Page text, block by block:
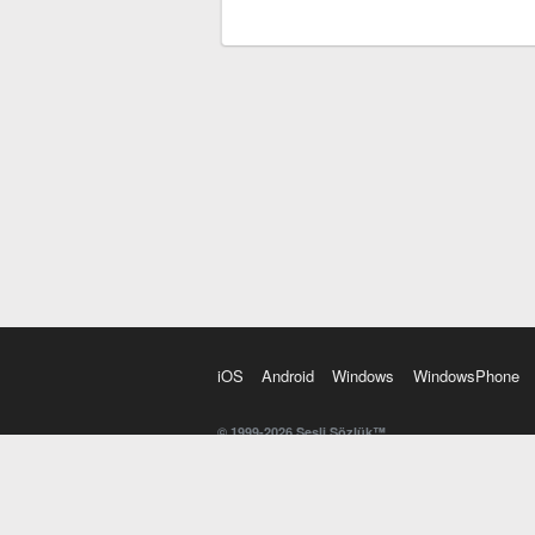
iOS Android Windows WindowsPhone
© 1999-2026 Sesli Sözlük™